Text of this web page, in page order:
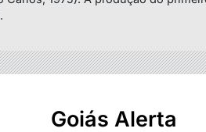
Goiás Alerta